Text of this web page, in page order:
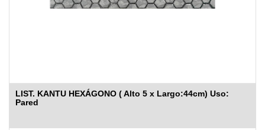
LIST. KANTU HEXÁGONO ( Alto 5 x Largo:44cm) Uso:
Pared